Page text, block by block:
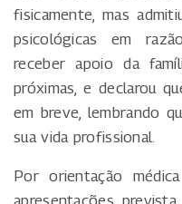
fisicamente, mas
psicológicas em
receber apoio da
próximas, e declarou
em breve, lembrando
sua vida profissional.
Por orientação
apresentações